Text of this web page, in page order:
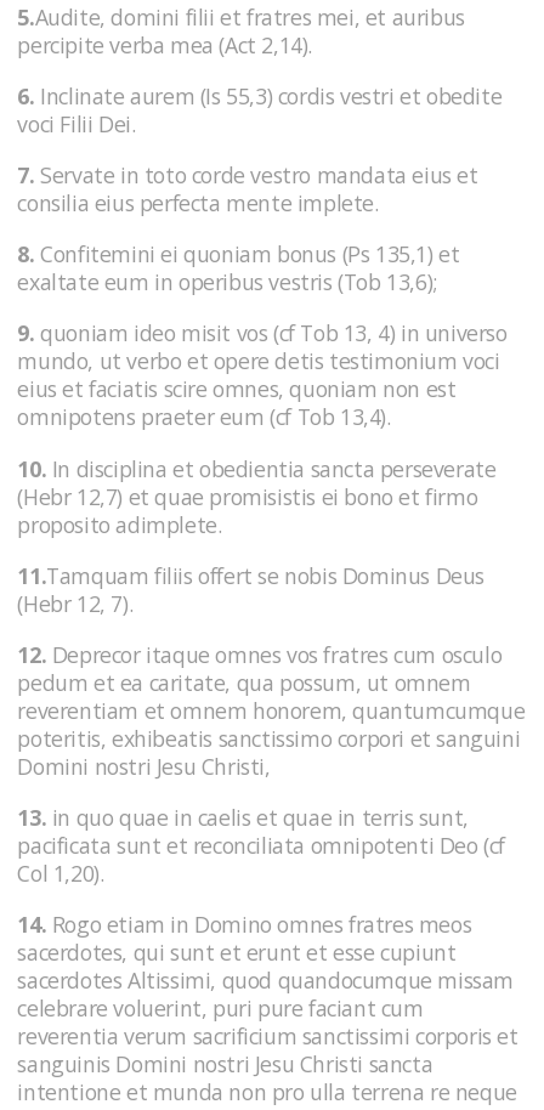
5.Audite, domini filii et fratres mei, et auribus
percipite verba mea (Act 2,14).
6. Inclinate aurem (Is 55,3) cordis vestri et obedite
voci Filii Dei.
7. Servate in toto corde vestro mandata eius et
consilia eius perfecta mente implete.
8. Confitemini ei quoniam bonus (Ps 135,1) et
exaltate eum in operibus vestris (Tob 13,6);
9. quoniam ideo misit vos (cf Tob 13, 4) in universo
mundo, ut verbo et opere detis testimonium voci
eius et faciatis scire omnes, quoniam non est
omnipotens praeter eum (cf Tob 13,4).
10. In disciplina et obedientia sancta perseverate
(Hebr 12,7) et quae promisistis ei bono et firmo
proposito adimplete.
11.Tamquam filiis offert se nobis Dominus Deus
(Hebr 12, 7).
12. Deprecor itaque omnes vos fratres cum osculo
pedum et ea caritate, qua possum, ut omnem
reverentiam et omnem honorem, quantumcumque
poteritis, exhibeatis sanctissimo corpori et sanguini
Domini nostri Jesu Christi,
13. in quo quae in caelis et quae in terris sunt,
pacificata sunt et reconciliata omnipotenti Deo (cf
Col 1,20).
14. Rogo etiam in Domino omnes fratres meos
sacerdotes, qui sunt et erunt et esse cupiunt
sacerdotes Altissimi, quod quandocumque missam
celebrare voluerint, puri pure faciant cum
reverentia verum sacrificium sanctissimi corporis et
sanguinis Domini nostri Jesu Christi sancta
intentione et munda non pro ulla terrena re neque